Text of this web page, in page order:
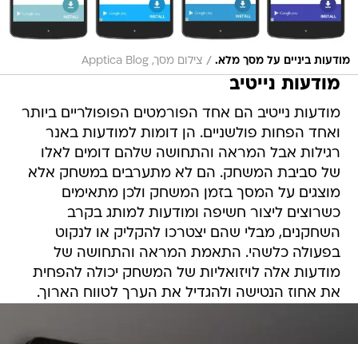
מודעות ביניים על מסך מלא. / צילום מסך, Apptica Blog
מודעות נייטיב
מודעות נייטיב הם אחד הפורמטים הפופולריים ביותר
ואחד הפחות פולשניים. הן דומות למודעות באנר
רגילות אבל המראה והתחושה שלהם דומים לאלו
של סביבת המשחק. הם לא מתערבים במשחק אלא
מוצגים על המסך בזמן המשחק ולכן מתאימים
כשרוצים ליצור חשיפה ומודעות למותג בקרב
השחקנים, מבלי שהם יצטרכו להקליק או לנקוט
בפעולה כלשהי. התאמת המראה והתחושה של
מודעות אלה לויזואליות של המשחק יכולה להפחית
את אחוז הנטישה ולהגדיל את הערך לטווח הארוך.